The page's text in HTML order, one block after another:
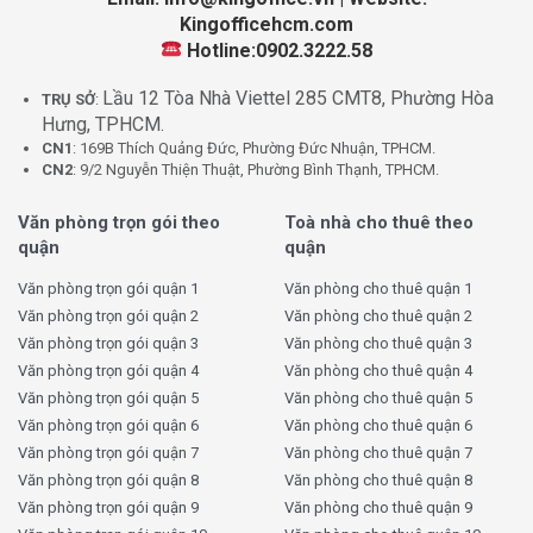
Giá thuê văn phòng New City Quận
7 bao nhiêu tiền?
Dưới đây là bảng thông tin chi tiết về tòa nhà New City
Building Quận 7:
Thông
tin
Tên
tòa
nhà
New City Building
Diện
sàn
thuê
12 USD/M²
Phí
quản
2 USD/M²
Kingofficehcm.com
Hotline:0902.3222.58
TRỤ SỞ: Lầu 12 Tòa Nhà Viettel 285 CMT8, Phường Hòa
Hưng, TPHCM.
CN1 : 169B Thích Quảng Đức, Phường Đức Nhuận, TPHCM.
CN2: 9/2 Nguyễn Thiện Thuật, Phường Bình Thạnh, TPHCM.
Văn phòng trọn gói theo
quận
Văn phòng trọn gói quận 1
Văn phòng trọn gói quận 2
Văn phòng trọn gói quận 3
Văn phòng trọn gói quận 4
Văn phòng trọn gói quận 5
Văn phòng trọn gói quận 6
Văn phòng trọn gói quận 7
Văn phòng trọn gói quận 8
Văn phòng trọn gói quận 9
Toà nhà cho thuê theo
quận
Văn phòng cho thuê quận 1
Văn phòng cho thuê quận 2
Văn phòng cho thuê quận 3
Văn phòng cho thuê quận 4
Văn phòng cho thuê quận 5
Văn phòng cho thuê quận 6
Văn phòng cho thuê quận 7
Văn phòng cho thuê quận 8
Văn phòng cho thuê quận 9